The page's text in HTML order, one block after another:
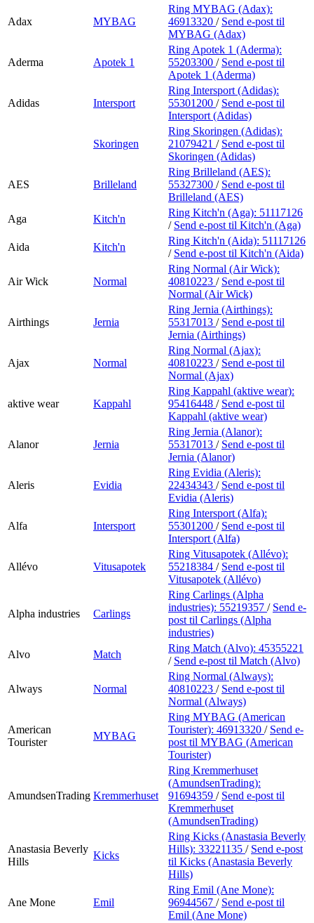
Adax MYBAG
Ring MYBAG (Adax):
46913320 / Send e-post til
MYBAG (Adax)
Aderma Apotek 1
Ring Apotek 1 (Aderma):
55203300 / Send e-post til
Apotek 1 (Aderma)
Adidas Intersport
Ring Intersport (Adidas):
55301200 / Send e-post til
Intersport (Adidas)
Skoringen
Ring Skoringen (Adidas):
21079421 / Send e-post til
Skoringen (Adidas)
AES Brilleland
Ring Brilleland (AES):
55327300 / Send e-post til
Brilleland (AES)
Aga
Kitch'n
Ring Kitch'n (Aga): 51117126
/ Send e-post til Kitch'n (Aga)
Aida
Kitch'n
Ring Kitch'n (Aida): 51117126
/ Send e-post til Kitch'n (Aida)
Air Wick Normal
Ring Normal (Air Wick):
40810223 / Send e-post til
Normal (Air Wick)
Airthings Jernia
Ring Jernia (Airthings):
55317013 / Send e-post til
Jernia (Airthings)
Ajax Normal
Ring Normal (Ajax):
40810223 / Send e-post til
Normal (Ajax)
aktive wear Kappahl
Ring Kappahl (aktive wear):
95416448 / Send e-post til
Kappahl (aktive wear)
Alanor Jernia
Ring Jernia (Alanor):
55317013 / Send e-post til
Jernia (Alanor)
Aleris Evidia
Ring Evidia (Aleris):
22434343 / Send e-post til
Evidia (Aleris)
Alfa Intersport
Ring Intersport (Alfa):
55301200 / Send e-post til
Intersport (Alfa)
Allévo Vitusapotek
Ring Vitusapotek (Allévo):
55218384 / Send e-post til
Vitusapotek (Allévo)
Alpha industries Carlings
Ring Carlings (Alpha
industries): 55219357 / Send e-
post til Carlings (Alpha
industries)
Alvo
Match
Ring Match (Alvo): 45355221
/ Send e-post til Match (Alvo)
Always Normal
Ring Normal (Always):
40810223 / Send e-post til
Normal (Always)
American
Tourister
MYBAG
Ring MYBAG (American
Tourister): 46913320 / Send e-
post til MYBAG (American
Tourister)
AmundsenTrading Kremmerhuset
Ring Kremmerhuset
(AmundsenTrading):
91694359 / Send e-post til
Kremmerhuset
(AmundsenTrading)
Anastasia Beverly
Hills
Kicks
Ring Kicks (Anastasia Beverly
Hills): 33221135 / Send e-post
til Kicks (Anastasia Beverly
Hills)
Ane Mone Emil
Ring Emil (Ane Mone):
96944567 / Send e-post til
Emil (Ane Mone)